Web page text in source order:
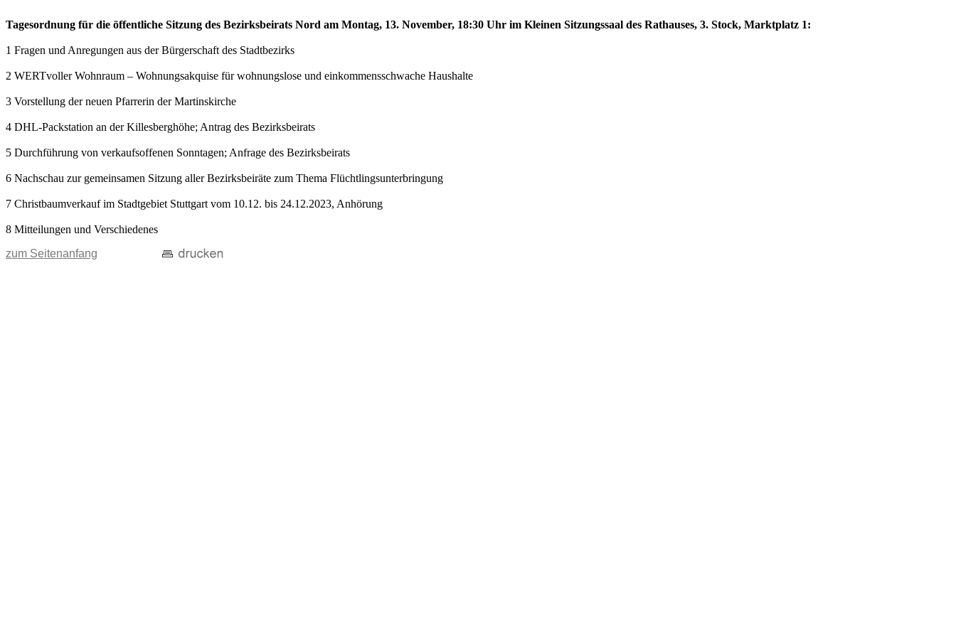
Tagesordnung für die öffentliche Sitzung des Bezirksbeirats Nord am Montag, 13. November, 18:30 Uhr im Kleinen Sitzungssaal des Rathauses, 3. Stock, Marktplatz 1:
1 Fragen und Anregungen aus der Bürgerschaft des Stadtbezirks
2 WERTvoller Wohnraum – Wohnungsakquise für wohnungslose und einkommensschwache Haushalte
3 Vorstellung der neuen Pfarrerin der Martinskirche
4 DHL-Packstation an der Killesberghöhe; Antrag des Bezirksbeirats
5 Durchführung von verkaufsoffenen Sonntagen; Anfrage des Bezirksbeirats
6 Nachschau zur gemeinsamen Sitzung aller Bezirksbeiräte zum Thema Flüchtlingsunterbringung
7 Christbaumverkauf im Stadtgebiet Stuttgart vom 10.12. bis 24.12.2023, Anhörung
8 Mitteilungen und Verschiedenes
zum Seitenanfang